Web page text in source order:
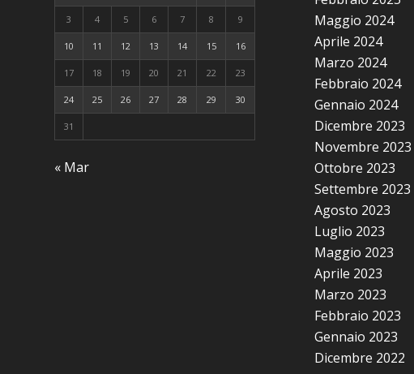
3 4 5 6 7 8 9
10 11 12 13 14 15 16
17 18 19 20 21 22 23
24 25 26 27 28 29 30
31
« Mar
Maggio 2024
Aprile 2024
Marzo 2024
Febbraio 2024
Gennaio 2024
Dicembre 2023
Novembre 2023
Ottobre 2023
Settembre 2023
Agosto 2023
Luglio 2023
Maggio 2023
Aprile 2023
Marzo 2023
Febbraio 2023
Gennaio 2023
Dicembre 2022